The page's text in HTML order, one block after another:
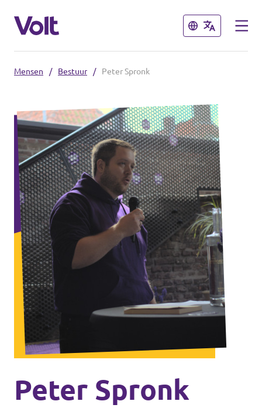
Sluiten
Volt Nederland
Regio's
Sluiten
Standpunten
Mensen
Nieuws
Agenda
Steun Volt Zeeland!
Documenten Volt Zeeland
Mensen / Bestuur / Peter Spronk
Peter Spronk